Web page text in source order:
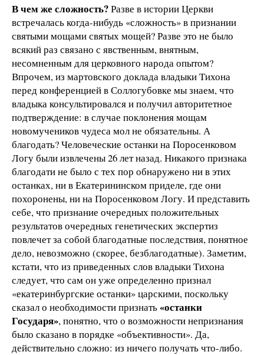
В чем же сложность?Разве в истории Церкви
встречалась когда-нибудь «сложность» в признании
святыми мощами святых мощей? Разве это не было
всякий раз связано с явственным, внятным,
несомненным для церковного народа опытом?
Впрочем, из мартовского доклада владыки Тихона
перед конференцией в Соллогубовке мы знаем, что
владыка консультировался и получил авторитетное
подтверждение: в случае поклонения мощам
новомучеников чудеса мол не обязательны. А
благодать? Человеческие останки на Поросенковом
Логу были извлечены 26 лет назад. Никакого признака
благодати не было с тех пор обнаружено ни в этих
останках, ни в Екатерининском приделе, где они
похоронены, ни на Поросенковом Логу. И представить
себе, что признание очередных положительных
результатов очередных генетических экспертиз
повлечет за собой благодатные последствия, понятное
дело, невозможно (скорее, безблагодатные). Заметим,
кстати, что из приведенных слов владыки Тихона
следует, что сам он уже определенно признал
«екатеринбургские останки» царскими, поскольку
сказал о необходимости признать«останки
Государя», понятно, что о возможности непризнания
было сказано в порядке «объективности». Да,
действительно сложно: из ничего получать что-либо.